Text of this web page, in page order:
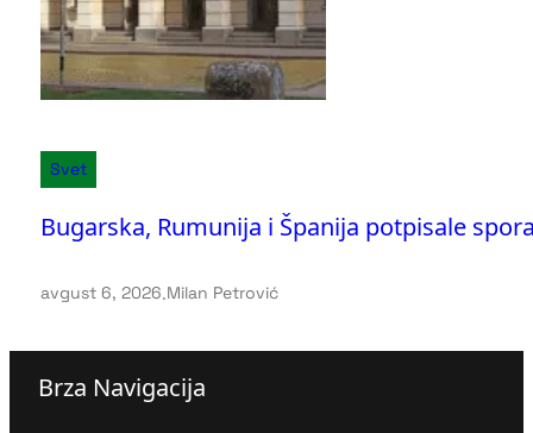
Svet
Bugarska, Rumunija i Španija potpisale
avgust 6, 2026.Milan Petrović
Brza Navigacija